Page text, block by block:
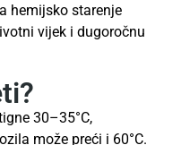
hemijsko starenje
vijek i dugoročnu
30–35°C,
može preći i 60°C.